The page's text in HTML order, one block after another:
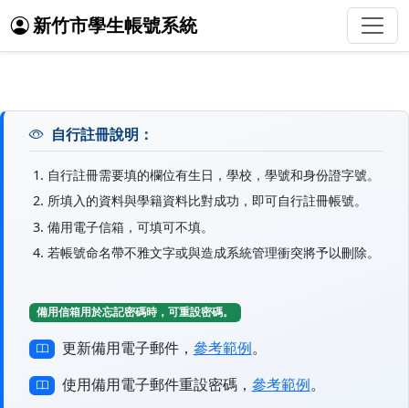
新竹市學生帳號系統
自行註冊說明：
自行註冊需要填的欄位有生日，學校，學號和身份證字號。
所填入的資料與學籍資料比對成功，即可自行註冊帳號。
備用電子信箱，可填可不填。
若帳號命名帶不雅文字或與造成系統管理衝突將予以刪除。
備用信箱用於忘記密碼時，可重設密碼。
更新備用電子郵件， 參考範例。
使用備用電子郵件重設密碼， 參考範例。